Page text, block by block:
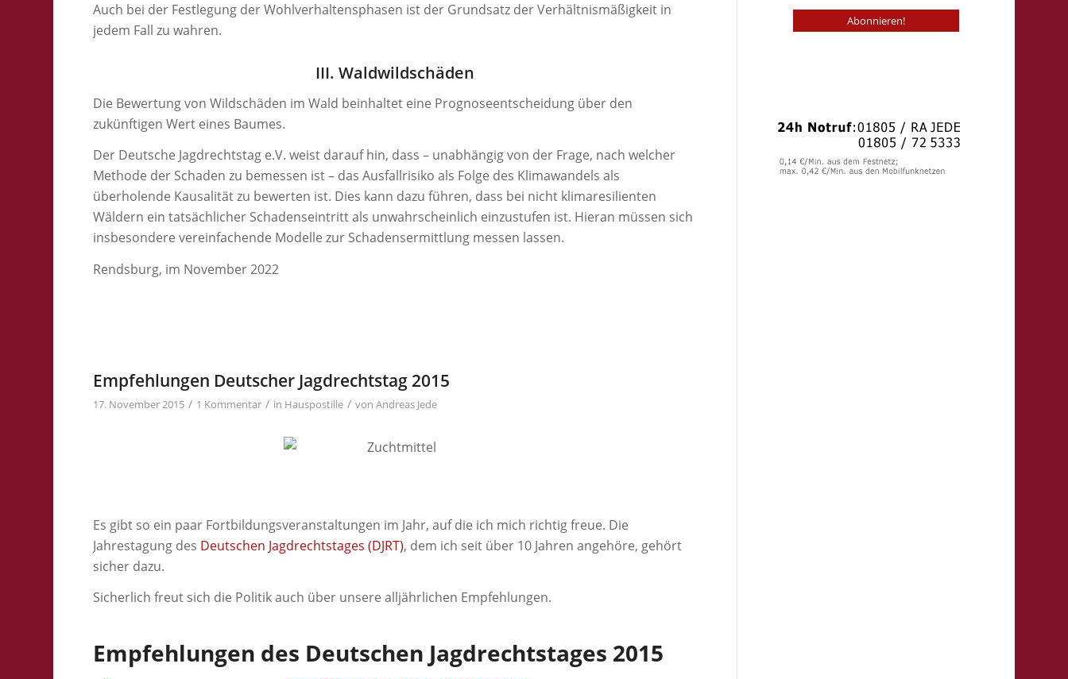
Auch bei der Festlegung der Wohlverhaltensphasen ist der Grundsatz der Verhältnismäßigkeit in
jedem Fall zu wahren.
III. Waldwildschäden
Die Bewertung von Wildschäden im Wald beinhaltet eine Prognoseentscheidung über den
zukünftigen Wert eines Baumes.
Der Deutsche Jagdrechtstag e.V. weist darauf hin, dass – unabhängig von der Frage, nach welcher
Methode der Schaden zu bemessen ist – das Ausfallrisiko als Folge des Klimawandels als
überholende Kausalität zu bewerten ist. Dies kann dazu führen, dass bei nicht klimaresilienten
Wäldern ein tatsächlicher Schadenseintritt als unwahrscheinlich einzustufen ist. Hieran müssen sich
insbesondere vereinfachende Modelle zur Schadensermittlung messen lassen.
Rendsburg, im November 2022
Empfehlungen Deutscher Jagdrechtstag 2015
17. November 2015 / 1 Kommentar / in Hauspostille / vonAndreas Jede
Es gibt so ein paar Fortbildungsveranstaltungen im Jahr, auf die ich mich richtig freue. Die
Jahrestagung des Deutschen Jagdrechtstages (DJRT), dem ich seit über 10 Jahren angehöre, gehört
sicher dazu.
Sicherlich freut sich die Politik auch über unsere alljährlichen Empfehlungen.
Empfehlungen des Deutschen Jagdrechtstages 2015